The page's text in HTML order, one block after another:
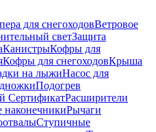
для снегоходовВетровое
светЗащита
КанистрыКофры для
Кофры для снегоходовКрыша
на лыжиНасос для
Подогрев
СертификатРасширители
наконечникиРычаги
Ступичные